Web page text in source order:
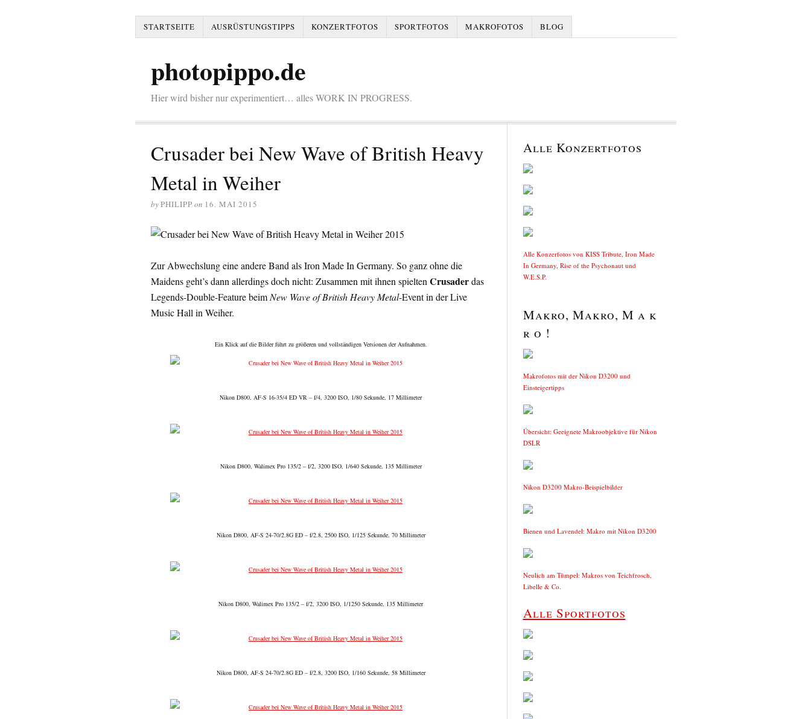
STARTSEITE AUSRÜSTUNGSTIPPS KONZERTFOTOS SPORTFOTOS MAKROFOTOS BLOG
photopippo.de
Hier wird bisher nur experimentiert… alles WORK IN PROGRESS.
Crusader bei New Wave of British Heavy
Metal in Weiher
byPHILIPP on 16. MAI 2015
Zur Abwechslung eine andere Band als Iron Made In Germany. So ganz ohne die
Maidens geht’s dann allerdings doch nicht: Zusammen mit ihnen spielten Crusaderdas
Legends-Double-Feature beim New Wave of British Heavy Metal-Event in der Live
Music Hall in Weiher.
Ein Klick auf die Bilder führt zu größeren und vollständigen Versionen der Aufnahmen.
Nikon D800, AF-S 16-35/4 ED VR – f/4, 3200 ISO, 1/80 Sekunde, 17 Millimeter
Nikon D800, Walimex Pro 135/2 – f/2, 3200 ISO, 1/640 Sekunde, 135 Millimeter
Nikon D800, AF-S 24-70/2.8G ED – f/2.8, 2500 ISO, 1/125 Sekunde, 70 Millimeter
Nikon D800, Walimex Pro 135/2 – f/2, 3200 ISO, 1/1250 Sekunde, 135 Millimeter
Nikon D800, AF-S 24-70/2.8G ED – f/2.8, 3200 ISO, 1/160 Sekunde, 58 Millimeter
Alle Konzertfotos
Alle Konzerfotos von KISS Tribute, Iron Made
In Germany, Rise of the Psychonaut und
W.E.S.P.
Makro, Makro, M a k
r o !
Makrofotos mit der Nikon D3200 und
Einsteigertipps
Übersicht: Geeignete Makroobjektive für Nikon
DSLR
Nikon D3200 Makro-Beispielbilder
Bienen und Lavendel: Makro mit Nikon D3200
Neulich am Tümpel: Makros von Teichfrosch,
Libelle & Co.
Alle Sportfotos